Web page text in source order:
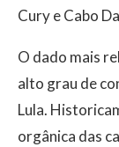
Cury e Cabo
O dado mais
alto grau de
Lula.
orgânica das